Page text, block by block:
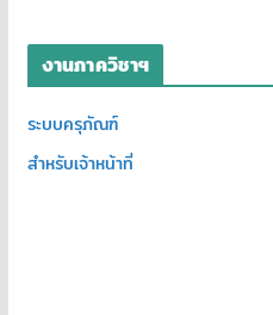
งานภาควิชาฯ
ระบบครุภัณฑ์
สำหรับเจ้าหน้าที่